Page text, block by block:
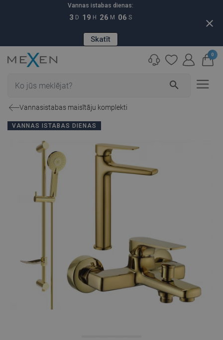
Vannas istabas dienas:
3 D 19 H 26 M 05 S
Skatīt
close
search
0
Vannasistabas maisītāju komplekti
VANNAS ISTABAS DIENAS